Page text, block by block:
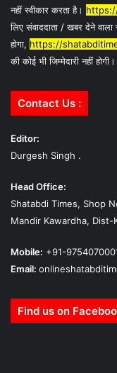
नहीं स्वीकार करता है।
लिए संवाददाता / खबर देने वाला
होगा, https://
की कोई भी जिम्मेदारी नहीं
Contact Us :
Editor:
Durgesh Singh .
Head Office:
Shatabdi Times, Shop
Mandir Kawardha, Dist-
Mobile: +91-
Email:
Find us on